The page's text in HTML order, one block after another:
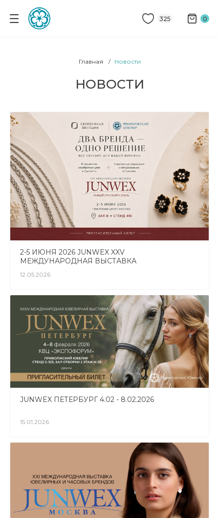
325 0
Главная Новости
НОВОСТИ
2-5 ИЮНЯ 2026 JUNWEX XXV
МЕЖДУНАРОДНАЯ ВЫСТАВКА
12.05.2026
JUNWEX ПЕТЕРБУРГ 4.02 - 8.02.2026
15.01.2026